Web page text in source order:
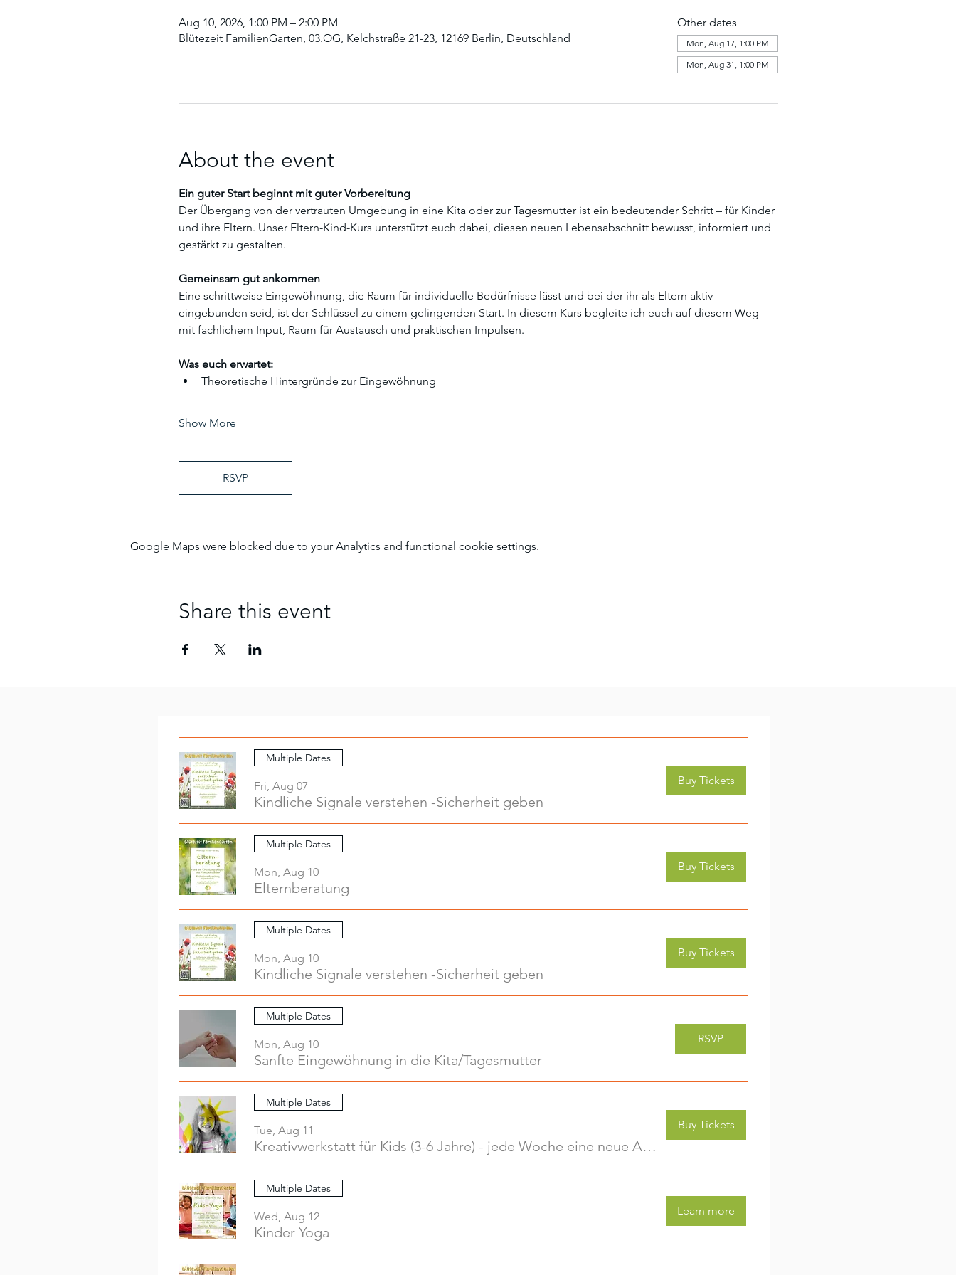
Aug 10, 2026, 1:00 PM – 2:00 PM
Blütezeit FamilienGarten, 03.OG, Kelchstraße 21-23, 12169 Berlin, Deutschland
Other dates
Mon, Aug 17, 1:00 PM
Mon, Aug 31, 1:00 PM
About the event
Ein guter Start beginnt mit guter Vorbereitung
Der Übergang von der vertrauten Umgebung in eine Kita oder zur Tagesmutter ist ein bedeutender Schritt – für Kinder
und ihre Eltern. Unser Eltern-Kind-Kurs unterstützt euch dabei, diesen neuen Lebensabschnitt bewusst, informiert und
gestärkt zu gestalten.
Gemeinsam gut ankommen
Eine schrittweise Eingewöhnung, die Raum für individuelle Bedürfnisse lässt und bei der ihr als Eltern aktiv
eingebunden seid, ist der Schlüssel zu einem gelingenden Start. In diesem Kurs begleite ich euch auf diesem Weg –
mit fachlichem Input, Raum für Austausch und praktischen Impulsen.
Was euch erwartet:
Theoretische Hintergründe zur Eingewöhnung
Show More
RSVP
Google Maps were blocked due to your Analytics and functional cookie settings.
Share this event
Multiple Dates
Fri, Aug 07
Kindliche Signale verstehen -Sicherheit geben
Buy Tickets
Multiple Dates
Mon, Aug 10
Elternberatung
Buy Tickets
Multiple Dates
Mon, Aug 10
Kindliche Signale verstehen -Sicherheit geben
Buy Tickets
Multiple Dates
Mon, Aug 10
Sanfte Eingewöhnung in die Kita/Tagesmutter
RSVP
Multiple Dates
Tue, Aug 11
Kreativwerkstatt für Kids (3-6 Jahre) - jede Woche eine neue Aktivität (2)
Buy Tickets
Multiple Dates
Wed, Aug 12
Kinder Yoga
Learn more